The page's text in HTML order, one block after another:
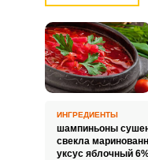
ИНГРЕДИЕНТЫ
шампиньоны
свекла
уксус яблочный